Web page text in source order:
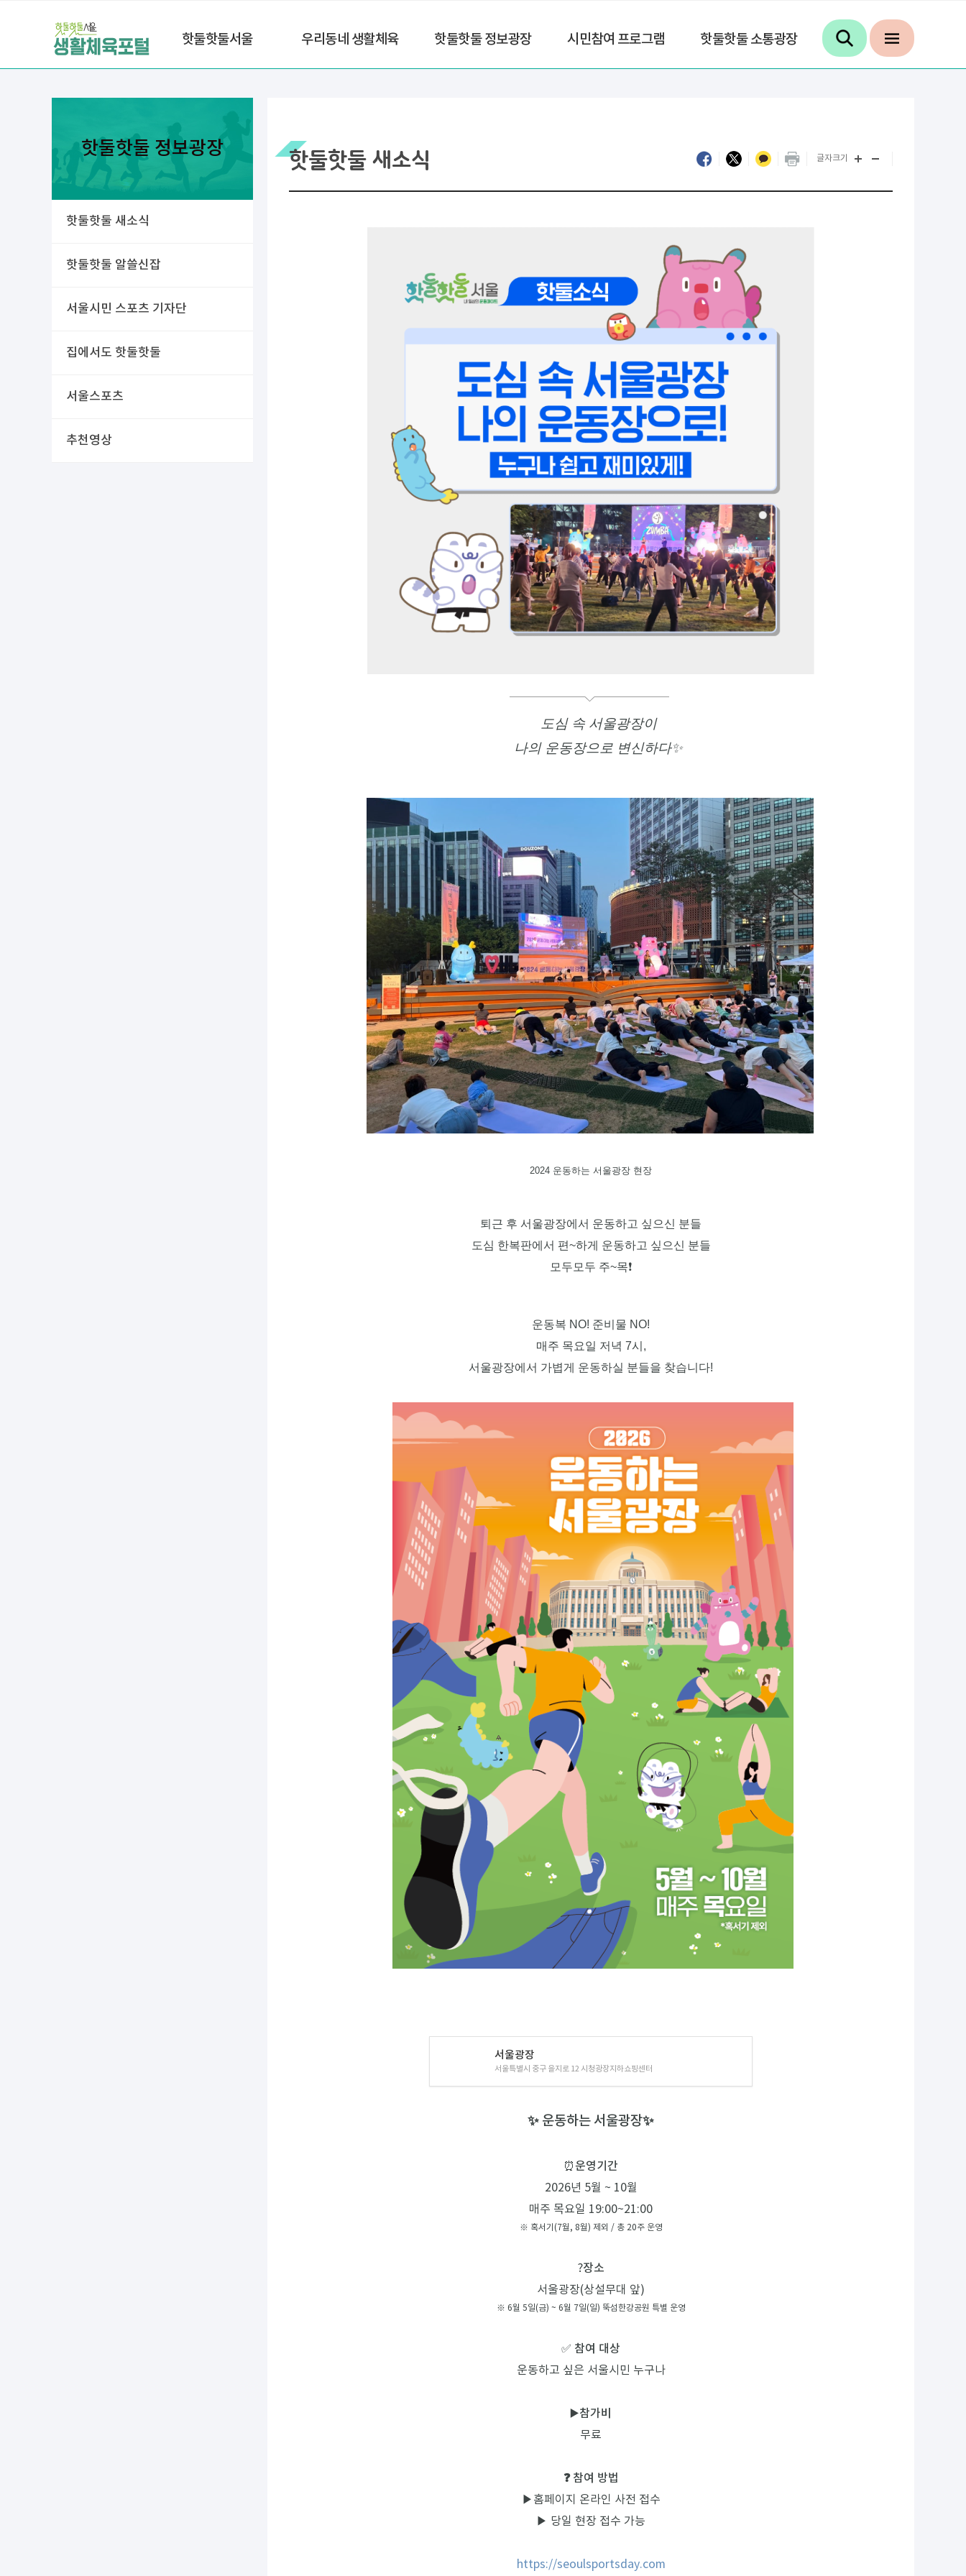
핫둘핫둘서울 우리동네 생활체육 핫둘핫둘 정보광장 시민참여 프로그램 핫둘핫둘 소통광장
핫둘핫둘 정보광장
핫둘핫둘 새소식
핫둘핫둘 알쓸신잡
서울시민 스포츠 기자단
집에서도 핫둘핫둘
서울스포츠
추천영상
핫둘핫둘 새소식 글자크기
도심 속 서울광장이
나의 운동장으로 변신하다✨
2024 운동하는 서울광장 현장
퇴근 후 서울광장에서 운동하고 싶으신 분들
도심 한복판에서 편~하게 운동하고 싶으신 분들
모두모두 주~목❗
운동복 NO! 준비물 NO!
매주 목요일 저녁 7시,
서울광장에서 가볍게 운동하실 분들을 찾습니다!
서울광장
서울특별시 중구 을지로 12 시청광장지하쇼핑센터
✨ 운동하는 서울광장✨
⏰ 운영기간
2026년 5월 ~ 10월
매주 목요일 19:00~21:00
※ 혹서기(7월, 8월) 제외 / 총 20주 운영
?장소
서울광장(상설무대 앞)
※ 6월 5일(금) ~ 6월 7일(일) 뚝섬한강공원 특별 운영
✅️ 참여 대상
운동하고 싶은 서울시민 누구나
▶️참가비
무료
❓ 참여 방법
▶홈페이지 온라인 사전 접수
▶ 당일 현장 접수 가능
https://seoulsportsday.com